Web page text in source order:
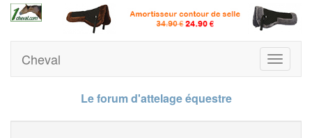
Toggle
Cheval
Le forum d'attelage équestre